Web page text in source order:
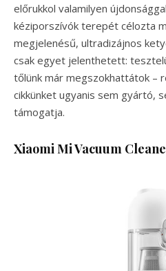
előrukkol valamilyen
kéziporszívók terepét célozta
megjelenésű, ultradizájnos
csak egyet jelenthetett:
tőlünk már megszokhattátok –
cikkünket ugyanis sem gyártó,
támogatja.
Xiaomi Mi Vacuum